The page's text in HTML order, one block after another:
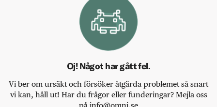
Oj! Något har gått fel.
Vi ber om ursäkt och försöker åtgärda problemet så snart
vi kan, håll ut! Har du frågor eller funderingar? Mejla oss